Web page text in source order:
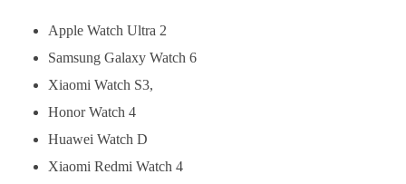
Apple Watch Ultra 2
Samsung Galaxy Watch 6
Xiaomi Watch S3,
Honor Watch 4
Huawei Watch D
Xiaomi Redmi Watch 4